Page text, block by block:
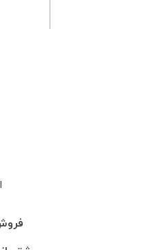
فروش: